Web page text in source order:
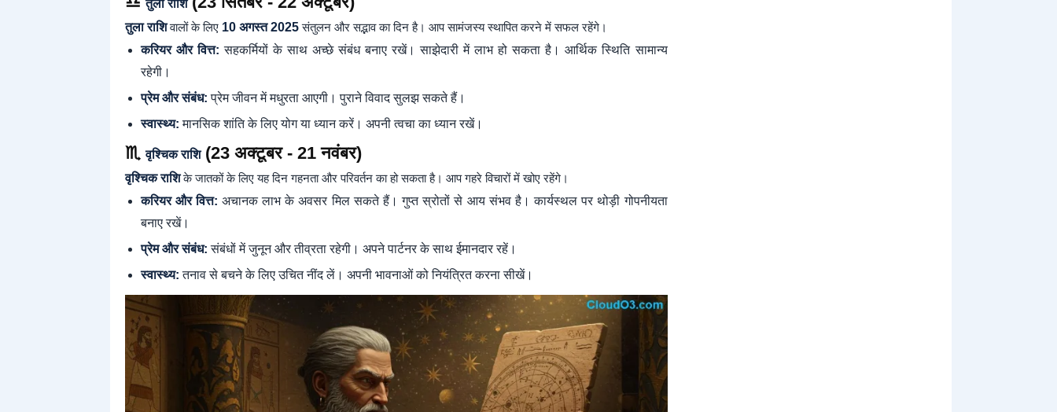
तुला राशि
तुला राशिवालों के लिए 10 अगस्त 2025संतुलन और सद्भाव का दिन है। आप सामंजस्य स्थापित करने में सफल रहेंगे।
करियर और वित्त: सहकर्मियों के साथ अच्छे संबंध बनाए रखें। साझेदारी में लाभ हो सकता है। आर्थिक स्थिति सामान्य
रहेगी।
प्रेम और संबंध: प्रेम जीवन में मधुरता आएगी। पुराने विवाद सुलझ सकते हैं।
स्वास्थ्य: मानसिक शांति के लिए योग या ध्यान करें। अपनी त्वचा का ध्यान रखें।
♏वृश्चिक राशि(23 अक्टूबर - 21 नवंबर)
वृश्चिक राशिके जातकों के लिए यह दिन गहनता और परिवर्तन का हो सकता है। आप गहरे विचारों में खोए रहेंगे।
करियर और वित्त: अचानक लाभ के अवसर मिल सकते हैं। गुप्त स्रोतों से आय संभव है। कार्यस्थल पर थोड़ी गोपनीयता
बनाए रखें।
प्रेम और संबंध: संबंधों में जुनून और तीव्रता रहेगी। अपने पार्टनर के साथ ईमानदार रहें।
स्वास्थ्य: तनाव से बचने के लिए उचित नींद लें। अपनी भावनाओं को नियंत्रित करना सीखें।